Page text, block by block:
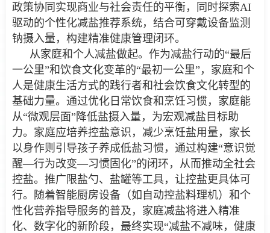
政策协同实现商业与社会责任的平衡，同时探索AI
驱动的个性化减盐推荐系统，结合可穿戴设备监测
钠摄入量，构建精准健康管理闭环。
从家庭和个人减盐做起。作为减盐行动的“最后
一公里”和饮食文化变革的“最初一公里”，家庭和个
人是健康生活方式的践行者和社会饮食文化转型的
基础力量。通过优化日常饮食和烹饪习惯，家庭能
从“微观层面”降低盐摄入量，为宏观减盐目标助
力。家庭应培养控盐意识，减少烹饪盐用量，家长
以身作则引导孩子养成低盐习惯，通过构建“意识觉
醒—行为改变—习惯固化”的闭环，从而推动全社会
控盐。推广限盐勺、盐罐等工具，让控盐更具体可
行。随着智能厨房设备（如自动控盐料理机）和个
性化营养指导服务的普及，家庭减盐将进入精准
化、数字化的新阶段，最终实现“减盐不减味，健康